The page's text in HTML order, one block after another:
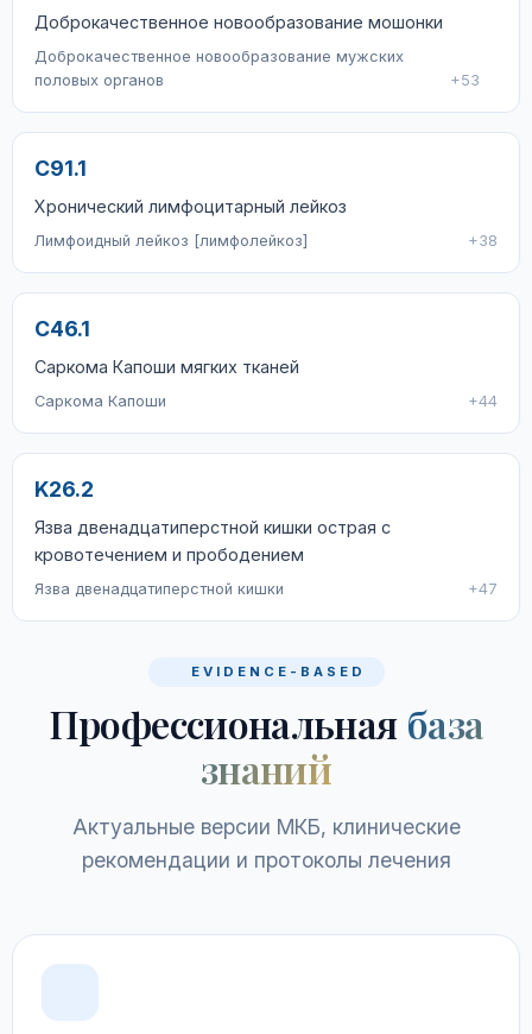
Доброкачественное новообразование мошонки
Доброкачественное новообразование мужских
половых органов
+53
C91.1
Хронический лимфоцитарный лейкоз
Лимфоидный лейкоз [лимфолейкоз] +38
C46.1
Саркома Капоши мягких тканей
Саркома Капоши +44
K26.2
Язва двенадцатиперстной кишки острая с
кровотечением и прободением
Язва двенадцатиперстной кишки +47
EVIDENCE-BASED
Профессиональная база
знаний
Актуальные версии МКБ, клинические
рекомендации и протоколы лечения